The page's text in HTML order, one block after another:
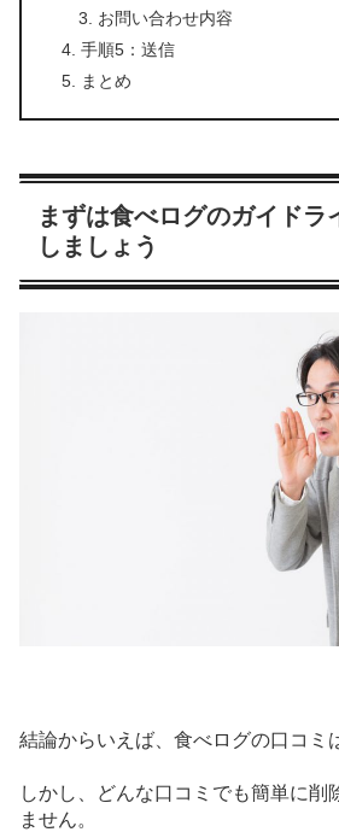
お問い合わせ内容
手順5：送信
まとめ
まずは食べログのガイドラ
しましょう
結論からいえば、食べログの口コミ
しかし、どんな口コミでも簡単に削
ません。